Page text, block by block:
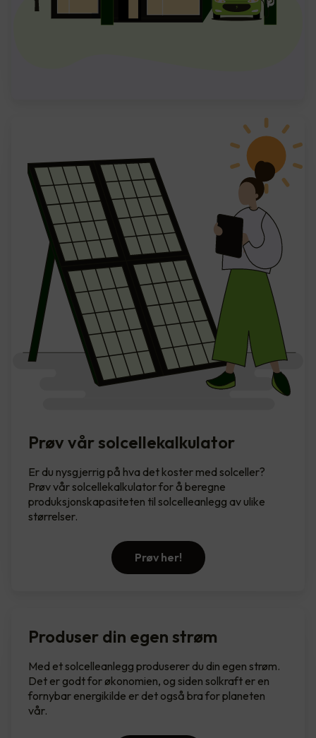
Prøv vår solcellekalkulator
Er du nysgjerrig på hva det koster med solceller?
Prøv vår solcellekalkulator for å beregne
produksjonskapasiteten til solcelleanlegg av ulike
størrelser.
Prøv her!
Produser din egen strøm
Med et solcelleanlegg produserer du din egen strøm.
Det er godt for økonomien, og siden solkraft er en
fornybar energikilde er det også bra for planeten
vår.